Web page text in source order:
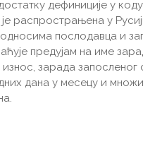
дефиниције у
распрострањена у
послодавца и
предујам на име
зарада запосленог
дана у месецу и